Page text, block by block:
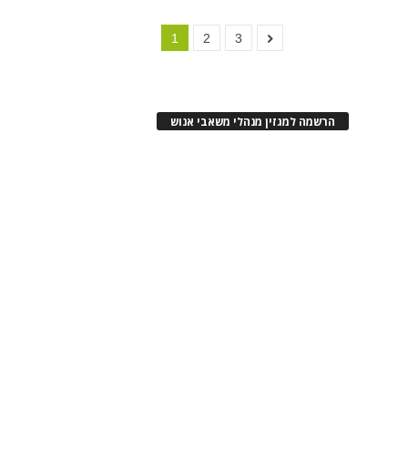
1 2 3
הרשמה למגזין מנהלי משאבי אנוש